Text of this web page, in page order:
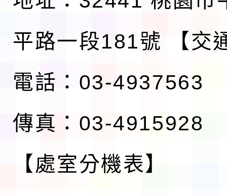
平路一段181號
【交
電話：03-4937563
傳真：03-4915928
【處室分機表】